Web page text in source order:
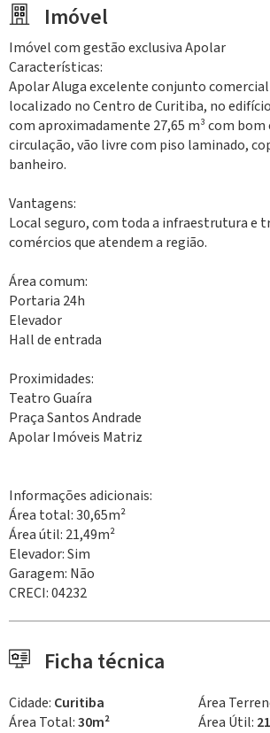
Imóvel
Imóvel com gestão exclusiva Apolar
Características:
Apolar Aluga excelente conjunto
localizado no Centro de Curitiba, no edifício
com aproximadamente 27,65 m³ com bom
circulação, vão livre com piso laminado,
banheiro.
Vantagens:
Local seguro, com toda a infraestrutura e
comércios que atendem a região.
Área comum:
Portaria 24h
Elevador
Hall de entrada
Proximidades:
Teatro Guaíra
Praça Santos Andrade
Apolar Imóveis Matriz
Informações adicionais:
Área total: 30,65m²
Área útil: 21,49m²
Elevador: Sim
Garagem: Não
CRECI: 04232
Ficha técnica
Cidade: Curitiba Área
Área Total:30m² Área Útil: